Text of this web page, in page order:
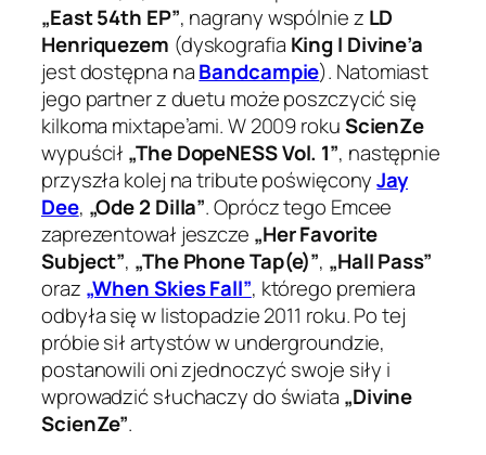
„East 54th EP”, nagrany wspólnie z LD
Henriquezem (dyskografia King I Divine’a
jest dostępna naBandcampie). Natomiast
jego partner z duetu może poszczycić się
kilkoma mixtape’ami. W 2009 rokuScienZe
wypuścił „The DopeNESS Vol. 1”, następnie
przyszła kolej na tribute poświęconyJay
Dee, „Ode 2 Dilla”. Oprócz tego Emcee
zaprezentował jeszcze „Her Favorite
Subject”, „The Phone Tap(e)”, „Hall Pass”
oraz „When Skies Fall”, którego premiera
odbyła się w listopadzie 2011 roku. Po tej
próbie sił artystów w undergroundzie,
postanowili oni zjednoczyć swoje siły i
wprowadzić słuchaczy do świata „Divine
ScienZe”.